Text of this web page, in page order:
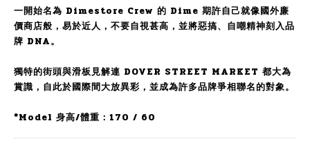
一開始名為 Dimestore Crew 的 Dime 期許自己就像國外廉
價商店般，易於近人，不要自視甚高，並將惡搞、自嘲精神刻入品
牌 DNA。
獨特的街頭與滑板見解連 DOVER STREET MARKET 都大為
賞識，自此於國際間大放異彩，並成為許多品牌爭相聯名的對象。
*Model 身高/體重：170 / 60